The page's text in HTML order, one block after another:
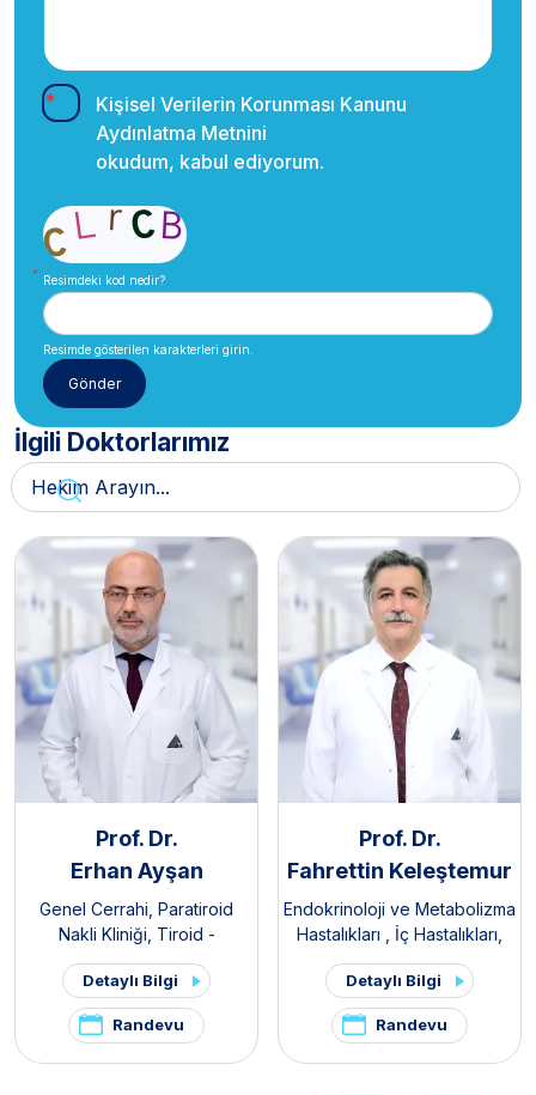
Kişisel Verilerin Korunması Kanunu
Aydınlatma Metnini
okudum, kabul ediyorum.
Resimdeki kod nedir?
Resimde gösterilen karakterleri girin.
İlgili Doktorlarımız
Prof. Dr.
Erhan Ayşan
Genel Cerrahi Paratiroid
Nakli Kliniği Tiroid -
Paratiroid Hastalıkları ve
Cerrahisi Kliniği,Endokrin
Cerrahisi
Detaylı Bilgi
Randevu
Prof. Dr.
Fahrettin Keleştemur
Endokrinoloji ve Metabolizma
Hastalıkları
İç Hastalıkları
Tiroid - Paratiroid Hastalıkları
ve Cerrahisi Kliniği,
Hipofiz
Kliniği,Polikistik Over
Sendromu / PKOS ve
Hirsutizm Kliniği,Hirsutizm
Detaylı Bilgi
Randevu